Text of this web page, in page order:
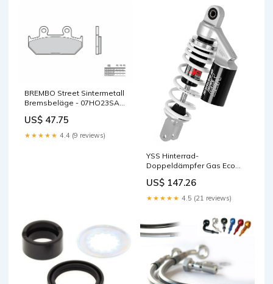
BREMBO Street Sintermetall
Bremsbeläge - 07HO23SA
Kupplungsflüssigkeitsbehälter
US$ 47.75
★★★★★ 4.4 (9 reviews)
YSS Hinterrad-
Doppeldämpfer Gas Eco
US$ 147.26
★★★★★ 4.5 (21 reviews)